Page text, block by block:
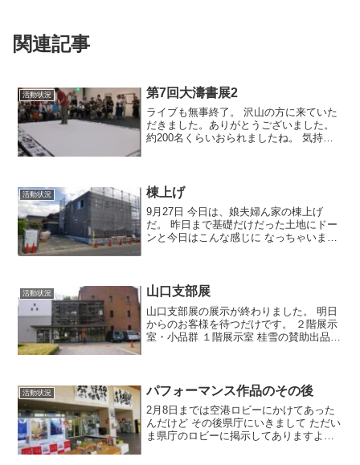
関連記事
活動状況 第7回大濤書展2
ライブも無事終了。 沢山の方に来ていた
だきました。ありがとうございました。
約200名くらいおられましたね。 気持ち
います。 筆...
活動状況 棟上げ
9月27日 今日は、娘夫婦ん家の棟上げ
だ。 昨日まで基礎だけだった土地にドー
ンと今日はこんな感じに なっちゃいまし
活動状況 山口支部展
山口支部展の展示が終わりました。 明日
からのお客様を待つだけです。 ２階展示
室・小品群 １階展示室 桂雪の賛助出品
桂雪揮毫のも...
活動状況 パフォーマンス作品のその後
2月8日までは空港ロビーにかけてあった
んだけど その後県庁にいきまして ただい
ま県庁のロビーに掲示してありますよ。